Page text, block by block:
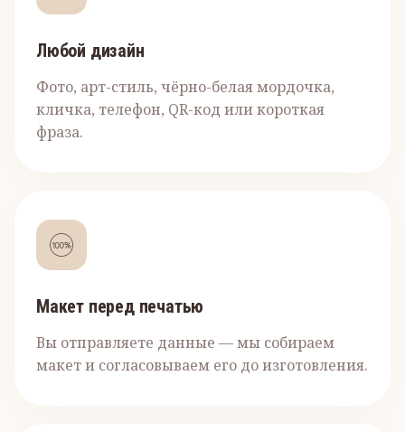
Любой дизайн
Фото, арт-стиль, чёрно-белая мордочка,
кличка, телефон, QR-код или короткая
фраза.
Макет перед печатью
Вы отправляете данные — мы собираем
макет и согласовываем его до изготовления.